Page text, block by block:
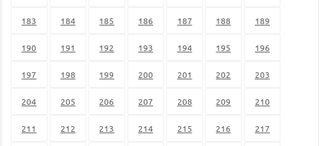
183 184 185 186 187 188 189
190 191 192 193 194 195 196
197 198 199 200 201 202 203
204 205 206 207 208 209 210
211 212 213 214 215 216 217